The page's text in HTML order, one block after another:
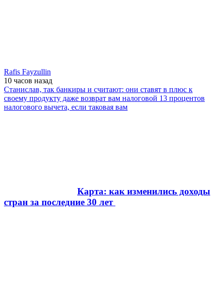
Rafis Fayzullin
10 часов назад
Станислав, так банкиры и считают: они ставят в плюс к
своему продукту даже возврат вам налоговой 13 процентов
налогового вычета, если таковая вам
Карта: как изменились доходы
стран за последние 30 лет